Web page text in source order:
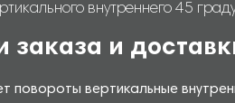
внутреннего 45
заказа и
повороты вертикальные